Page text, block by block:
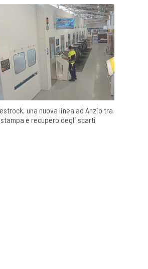
una nuova linea ad Anzio tra
e recupero degli scarti